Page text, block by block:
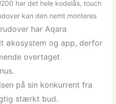
har det hele kodelås, touch
kan den nemt monteres
har Aqara
økosystem og app, derfor
overtaget
på sin konkurrent fra
stærkt bud.